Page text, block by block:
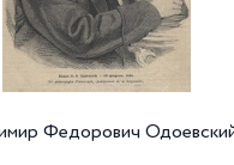
Федорович